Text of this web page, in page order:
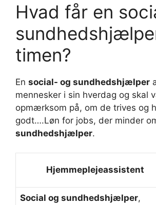
Hvad får en
timen?
En social- og sundhedshjælper
mennesker i sin hverdag og skal
opmærksom på, om de trives og
godt….Løn for jobs, der minder
sundhedshjælper.
Hjemmeplejeassistent
Social og sundhedshjælper,